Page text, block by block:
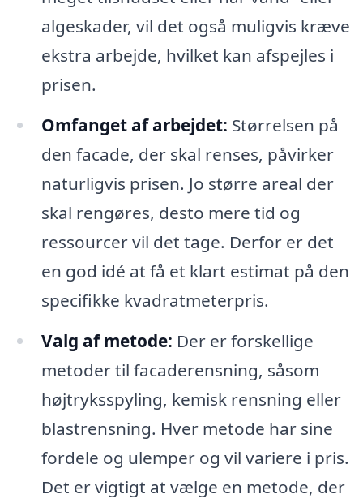
algeskader, vil det også muligvis kræve
ekstra arbejde, hvilket kan afspejles i
prisen.
Omfanget af arbejdet: Størrelsen på
den facade, der skal renses, påvirker
naturligvis prisen. Jo større areal der
skal rengøres, desto mere tid og
ressourcer vil det tage. Derfor er det
en god idé at få et klart estimat på den
specifikke kvadratmeterpris.
Valg af metode: Der er forskellige
metoder til facaderensning, såsom
højtryksspyling, kemisk rensning eller
blastrensning. Hver metode har sine
fordele og ulemper og vil variere i pris.
Det er vigtigt at vælge en metode, der